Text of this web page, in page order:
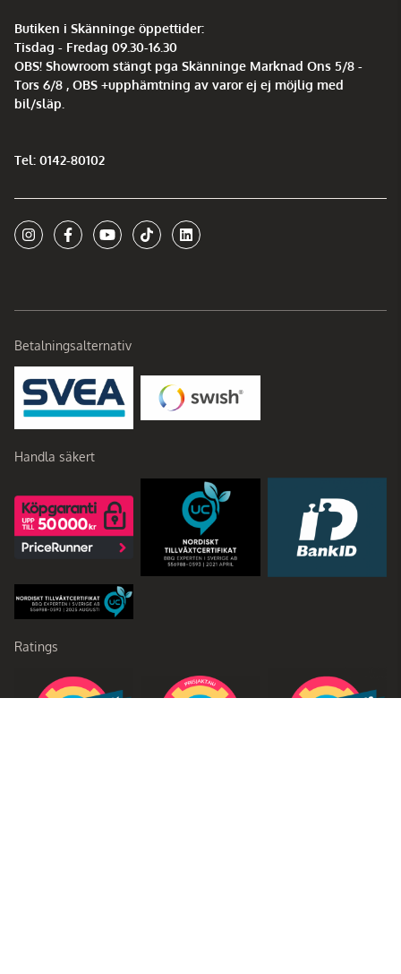
Butiken i Skänninge öppettider:
Tisdag - Fredag 09.30-16.30
OBS! Showroom stängt pga Skänninge Marknad Ons 5/8 -
Tors 6/8 , OBS +upphämtning av varor ej ej möjlig med
bil/släp.
Tel: 0142-80102
Betalningsalternativ
Handla säkert
Ratings